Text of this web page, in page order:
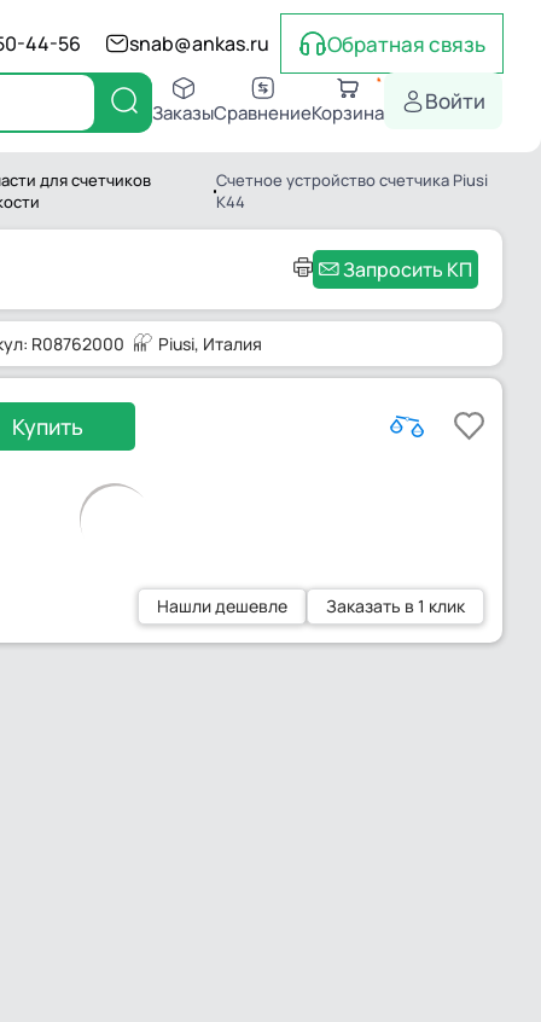
44-56 snab@ankas.ru Обратная связь
ЗаказыСравнениеКорзина Войти
для счетчиков
Счетное устройство счетчика Piusi
K44
Запросить КП
R08762000 Piusi, Италия
Купить
Нашли дешевле Заказать в 1 клик